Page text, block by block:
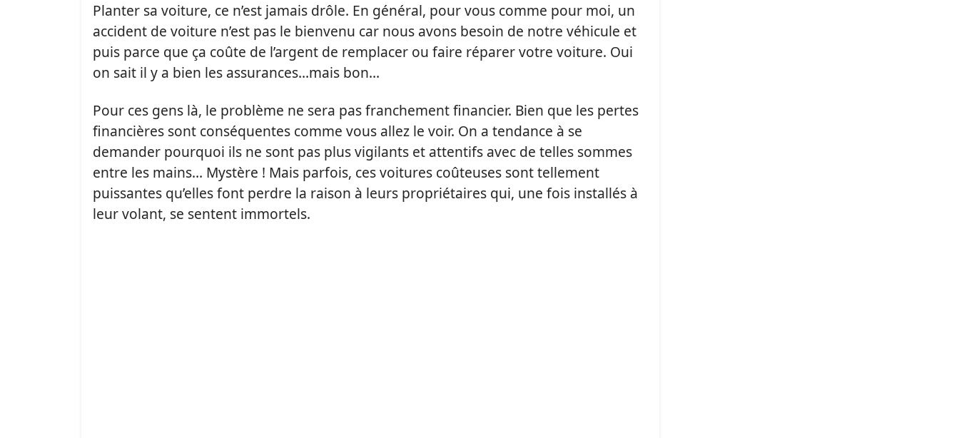
Planter sa voiture, ce n’est jamais drôle. En général, pour vous comme pour moi, un
accident de voiture n’est pas le bienvenu car nous avons besoin de notre véhicule et
puis parce que ça coûte de l’argent de remplacer ou faire réparer votre voiture. Oui
on sait il y a bien les assurances…mais bon…
Pour ces gens là, le problème ne sera pas franchement financier. Bien que les pertes
financières sont conséquentes comme vous allez le voir. On a tendance à se
demander pourquoi ils ne sont pas plus vigilants et attentifs avec de telles sommes
entre les mains… Mystère ! Mais parfois, ces voitures coûteuses sont tellement
puissantes qu’elles font perdre la raison à leurs propriétaires qui, une fois installés à
leur volant, se sentent immortels.